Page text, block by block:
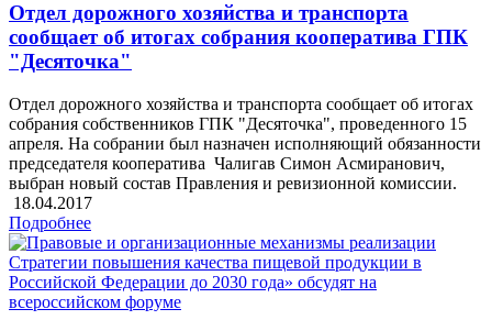
Отдел дорожного хозяйства и транспорта
сообщает об итогах собрания кооператива ГПК
"Десяточка"
Отдел дорожного хозяйства и транспорта сообщает об итогах
собрания собственников ГПК "Десяточка", проведенного 15
апреля. На собрании был назначен исполняющий обязанности
председателя кооператива Чалигав Симон Асмиранович,
выбран новый состав Правления и ревизионной комиссии.
18.04.2017
Подробнее